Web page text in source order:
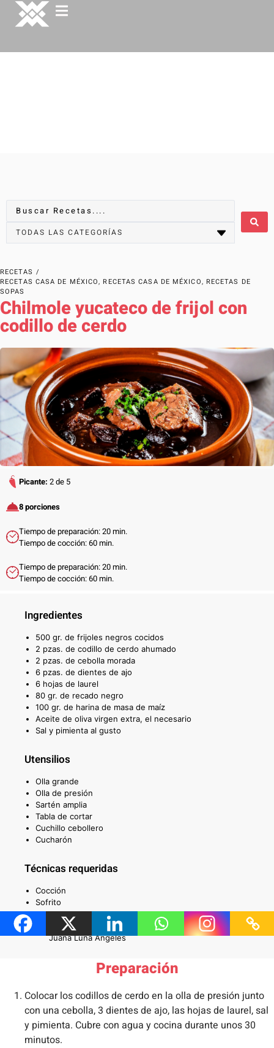
RECETAS /
RECETAS CASA DE MÉXICO, RECETAS CASA DE MÉXICO, RECETAS DE
SOPAS
Chilmole yucateco de frijol con
codillo de cerdo
Picante: 2 de 5
8 porciones
Tiempo de preparación: 20 min.
Tiempo de cocción: 60 min.
Tiempo de preparación: 20 min.
Tiempo de cocción: 60 min.
Ingredientes
500 gr. de frijoles negros cocidos
2 pzas. de codillo de cerdo ahumado
2 pzas. de cebolla morada
6 pzas. de dientes de ajo
6 hojas de laurel
80 gr. de recado negro
100 gr. de harina de masa de maíz
Aceite de oliva virgen extra, el necesario
Sal y pimienta al gusto
Utensilios
Olla grande
Olla de presión
Sartén amplia
Tabla de cortar
Cuchillo cebollero
Cucharón
Técnicas requeridas
Cocción
Sofrito
Autor
Juana Luna Ángeles
Preparación
Colocar los codillos de cerdo en la olla de presión junto
con una cebolla, 3 dientes de ajo, las hojas de laurel, sal
y pimienta. Cubre con agua y cocina durante unos 30
minutos.